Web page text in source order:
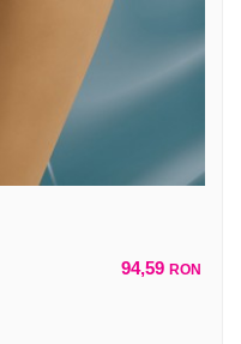
94,59 RON